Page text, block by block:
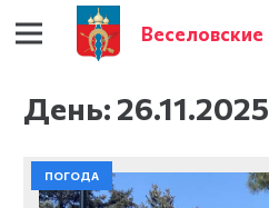
Веселовские
День: 26.11.2025
ПОГОДА